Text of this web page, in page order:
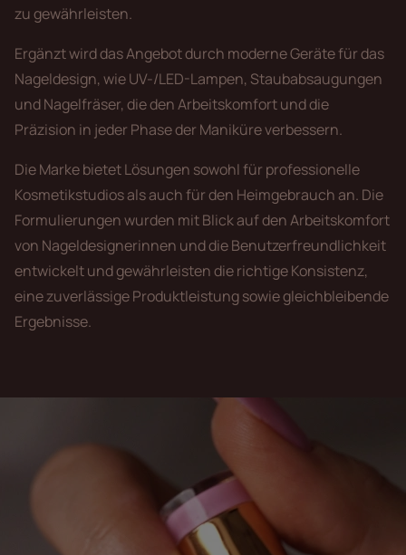
zu gewährleisten.
Ergänzt wird das Angebot durch moderne Geräte für das
Nageldesign, wie UV-/LED-Lampen, Staubabsaugungen
und Nagelfräser, die den Arbeitskomfort und die
Präzision in jeder Phase der Maniküre verbessern.
Die Marke bietet Lösungen sowohl für professionelle
Kosmetikstudios als auch für den Heimgebrauch an. Die
Formulierungen wurden mit Blick auf den Arbeitskomfort
von Nageldesignerinnen und die Benutzerfreundlichkeit
entwickelt und gewährleisten die richtige Konsistenz,
eine zuverlässige Produktleistung sowie gleichbleibende
Ergebnisse.